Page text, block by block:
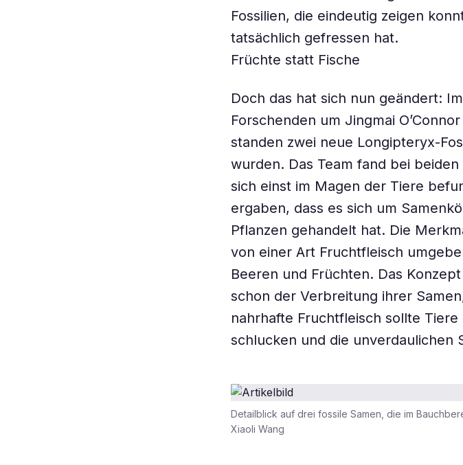
Fossilien, die eindeutig zeigen
tatsächlich gefressen hat.
Früchte statt Fische
Doch das hat sich nun geändert:
Forschenden um Jingmai
standen zwei neue Longipteryx-
wurden. Das Team fand bei
sich einst im Magen der Tiere
ergaben, dass es sich um
Pflanzen gehandelt hat. Die
von einer Art Fruchtfleisch
Beeren und Früchten. Das
schon der Verbreitung ihrer
nahrhafte Fruchtfleisch sollte
schlucken und die unverdaulichen
Detailblick auf drei fossile Samen, die im
Xiaoli Wang